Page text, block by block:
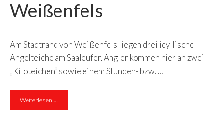
Weißenfels
Am Stadtrand von Weißenfels liegen drei idyllische
Angelteiche am Saaleufer. Angler kommen hier an zwei
„Kiloteichen“ sowie einem Stunden- bzw. …
Weiterlesen …